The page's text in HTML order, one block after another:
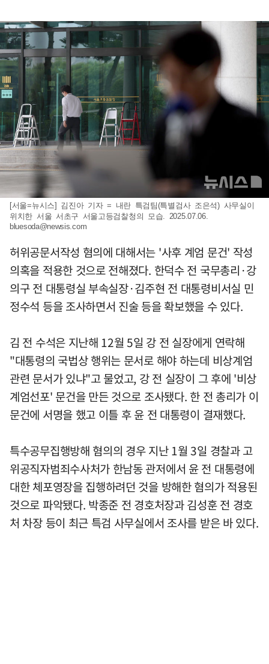
[서울=뉴시스] 김진아 기자 = 내란 특검팀(특별검사 조은석) 사무실이
위치한 서울 서초구 서울고등검찰청의 모습. 2025.07.06.
bluesoda@newsis.com
허위공문서작성 혐의에 대해서는 '사후 계엄 문건' 작성
의혹을 적용한 것으로 전해졌다. 한덕수 전 국무총리·강
의구 전 대통령실 부속실장·김주현 전 대통령비서실 민
정수석 등을 조사하면서 진술 등을 확보했을 수 있다.
김 전 수석은 지난해 12월 5일 강 전 실장에게 연락해
"대통령의 국법상 행위는 문서로 해야 하는데 비상계엄
관련 문서가 있냐"고 물었고, 강 전 실장이 그 후에 '비상
계엄선포' 문건을 만든 것으로 조사됐다. 한 전 총리가 이
문건에 서명을 했고 이틀 후 윤 전 대통령이 결재했다.
특수공무집행방해 혐의의 경우 지난 1월 3일 경찰과 고
위공직자범죄수사처가 한남동 관저에서 윤 전 대통령에
대한 체포영장을 집행하려던 것을 방해한 혐의가 적용된
것으로 파악됐다. 박종준 전 경호처장과 김성훈 전 경호
처 차장 등이 최근 특검 사무실에서 조사를 받은 바 있다.